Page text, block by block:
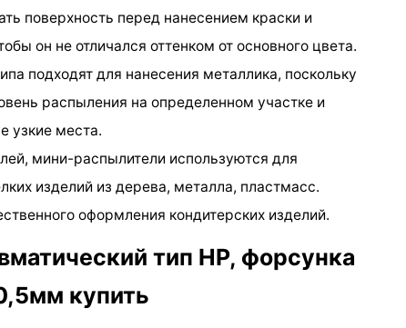
поверхность перед нанесением краски и
он не отличался оттенком от основного цвета.
подходят для нанесения металлика, поскольку
распыления на определенном участке и
узкие места.
мини-распылители используются для
изделий из дерева, металла, пластмасс.
оформления кондитерских изделий.